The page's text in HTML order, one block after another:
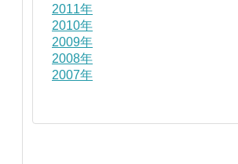
2011年
2010年
2009年
2008年
2007年